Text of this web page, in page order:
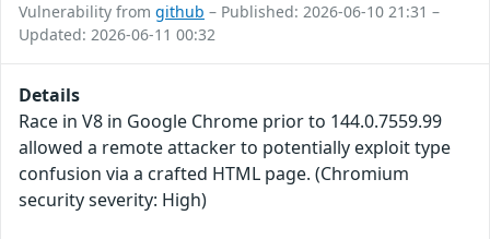
Vulnerability from github – Published: 2026-06-10 21:31 –
Updated: 2026-06-11 00:32
Details
Race in V8 in Google Chrome prior to 144.0.7559.99
allowed a remote attacker to potentially exploit type
confusion via a crafted HTML page. (Chromium
security severity: High)